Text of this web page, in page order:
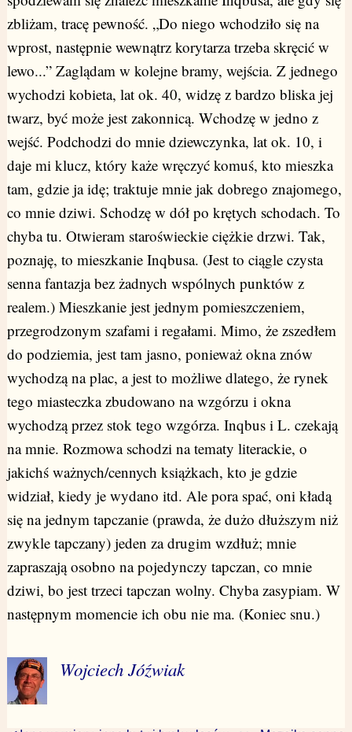
zbliżam, tracę pewność. „Do niego wchodziło się na
wprost, następnie wewnątrz korytarza trzeba skręcić w
lewo...” Zaglądam w kolejne bramy, wejścia. Z jednego
wychodzi kobieta, lat ok. 40, widzę z bardzo bliska jej
twarz, być może jest zakonnicą. Wchodzę w jedno z
wejść. Podchodzi do mnie dziewczynka, lat ok. 10, i
daje mi klucz, który każe wręczyć komuś, kto mieszka
tam, gdzie ja idę; traktuje mnie jak dobrego znajomego,
co mnie dziwi. Schodzę w dół po krętych schodach. To
chyba tu. Otwieram staroświeckie ciężkie drzwi. Tak,
poznaję, to mieszkanie Inqbusa. (Jest to ciągle czysta
senna fantazja bez żadnych wspólnych punktów z
realem.) Mieszkanie jest jednym pomieszczeniem,
przegrodzonym szafami i regałami. Mimo, że zszedłem
do podziemia, jest tam jasno, ponieważ okna znów
wychodzą na plac, a jest to możliwe dlatego, że rynek
tego miasteczka zbudowano na wzgórzu i okna
wychodzą przez stok tego wzgórza. Inqbus i L. czekają
na mnie. Rozmowa schodzi na tematy literackie, o
jakichś ważnych/cennych książkach, kto je gdzie
widział, kiedy je wydano itd. Ale pora spać, oni kładą
się na jednym tapczanie (prawda, że dużo dłuższym niż
zwykle tapczany) jeden za drugim wzdłuż; mnie
zapraszają osobno na pojedynczy tapczan, co mnie
dziwi, bo jest trzeci tapczan wolny. Chyba zasypiam. W
następnym momencie ich obu nie ma. (Koniec snu.)
Wojciech Jóźwiak